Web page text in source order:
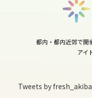
14
wed
都内・都内近郊で開
アイ
Tweets by fresh_akiba